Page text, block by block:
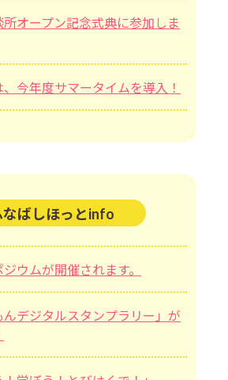
オープン記念式典に参加しま
今年度サマータイムを導入！
なばしほっとinfo
ウムが開催されます。
デジタルスタンプラリー」が